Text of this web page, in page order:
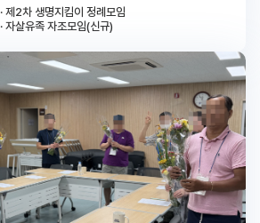
· 제2차 생명지킴이 정례모임
· 자살유족 자조모임(신규)